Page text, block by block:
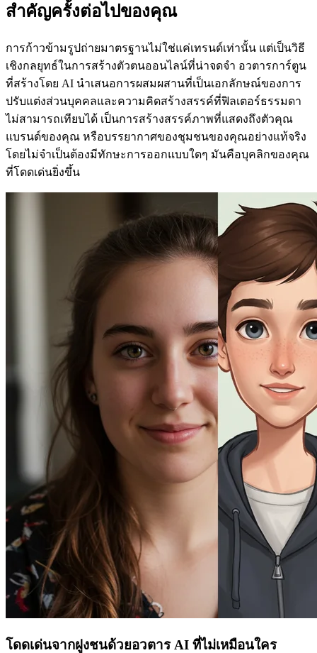
สำคัญครั้งต่อไปของคุณ
การก้าวข้ามรูปถ่ายมาตรฐานไม่ใช่แค่เทรนด์เท่านั้น แต่เป็นวิธี
เชิงกลยุทธ์ในการสร้างตัวตนออนไลน์ที่น่าจดจำ อวตารการ์ตูน
ที่สร้างโดย AI นำเสนอการผสมผสานที่เป็นเอกลักษณ์ของการ
ปรับแต่งส่วนบุคคลและความคิดสร้างสรรค์ที่ฟิลเตอร์ธรรมดา
ไม่สามารถเทียบได้ เป็นการสร้างสรรค์ภาพที่แสดงถึงตัวคุณ
แบรนด์ของคุณ หรือบรรยากาศของชุมชนของคุณอย่างแท้จริง
โดยไม่จำเป็นต้องมีทักษะการออกแบบใดๆ มันคือบุคลิกของคุณ
ที่โดดเด่นยิ่งขึ้น
โดดเด่นจากฝูงชนด้วยอวตาร AI ที่ไม่เหมือนใคร